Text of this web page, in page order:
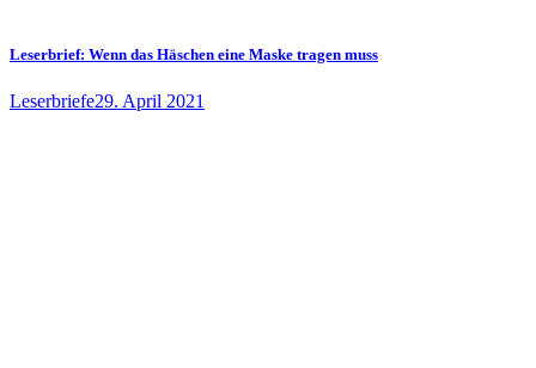
Leserbrief: Wenn das Häschen eine Maske tragen muss
Leserbriefe29. April 2021